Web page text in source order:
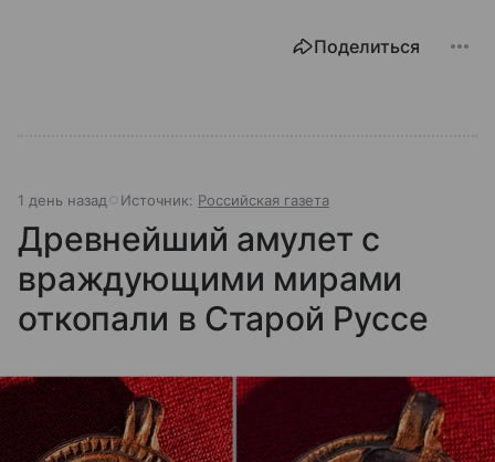
Поделиться
1 день назад Источник: Российская газета
Древнейший амулет с
враждующими мирами
откопали в Старой Руссе